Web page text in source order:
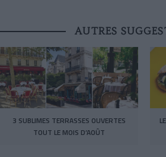
AUTRES
3 SUBLIMES TERRASSES OUVERTES
TOUT LE MOIS D’AOÛT